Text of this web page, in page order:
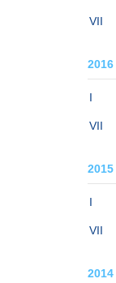
VII
2016
I
VII
2015
I
VII
2014